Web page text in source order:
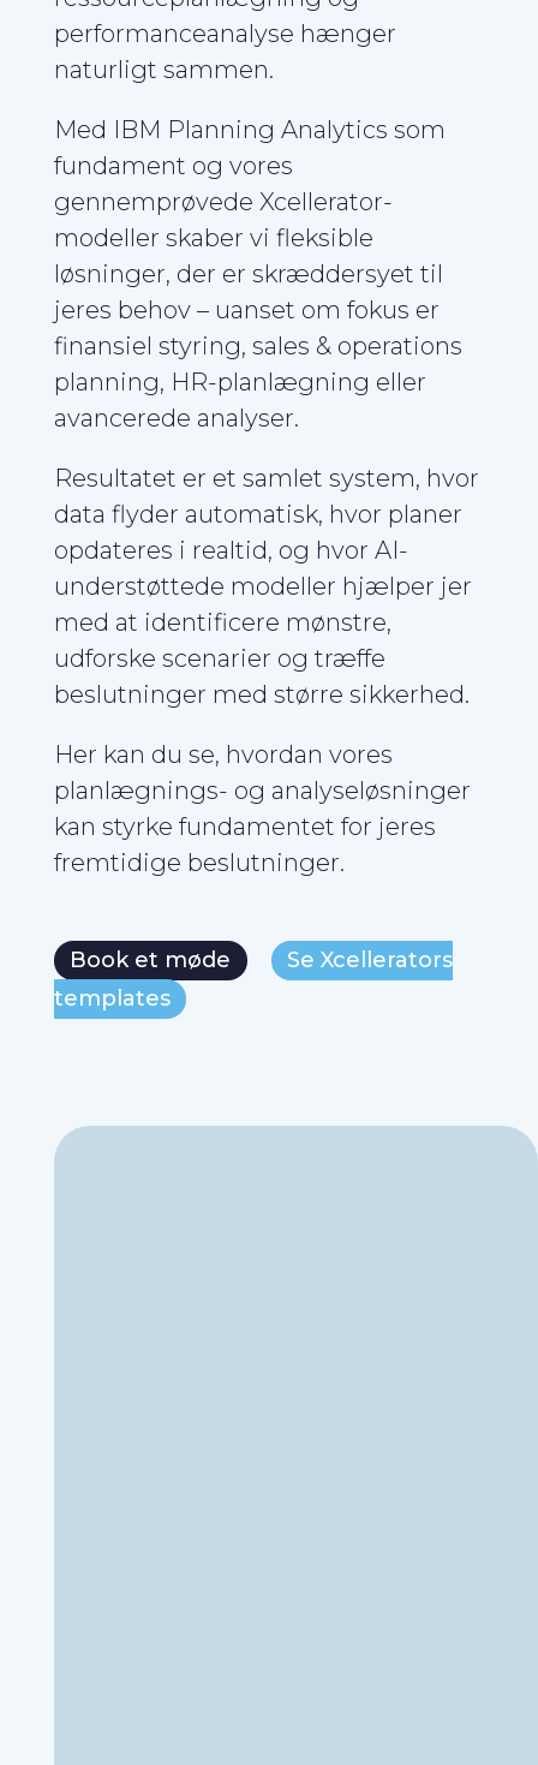
performanceanalyse hænger
naturligt sammen.
Med IBM Planning Analytics som
fundament og vores
gennemprøvede Xcellerator-
modeller skaber vi fleksible
løsninger, der er skræddersyet til
jeres behov – uanset om fokus er
finansiel styring, sales & operations
planning, HR-planlægning eller
avancerede analyser.
Resultatet er et samlet system, hvor
data flyder automatisk, hvor planer
opdateres i realtid, og hvor AI-
understøttede modeller hjælper jer
med at identificere mønstre,
udforske scenarier og træffe
beslutninger med større sikkerhed.
Her kan du se, hvordan vores
planlægnings- og analyseløsninger
kan styrke fundamentet for jeres
fremtidige beslutninger.
Book et møde
Se Xcellerators
templates